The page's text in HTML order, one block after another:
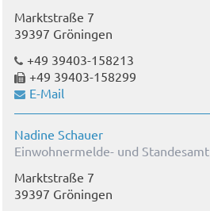
Marktstraße 7
39397 Gröningen
+49 39403-158213
+49 39403-158299
E-Mail
Nadine Schauer
Einwohnermelde- und Standesamt
Marktstraße 7
39397 Gröningen